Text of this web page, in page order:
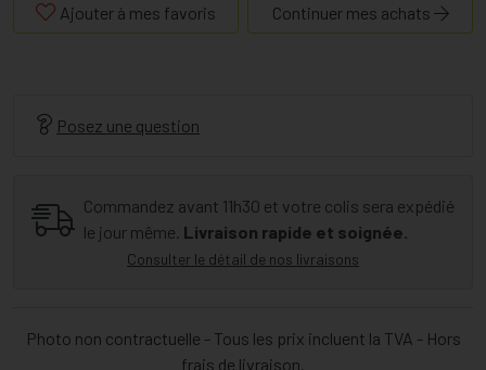
Ajouter à mes favoris Continuer mes achats
Posez une question
Commandez avant 11h30 et votre colis sera expédié
le jour même. Livraison rapide et soignée.
Consulter le détail de nos livraisons
Photo non contractuelle - Tous les prix incluent la TVA - Hors
frais de livraison.